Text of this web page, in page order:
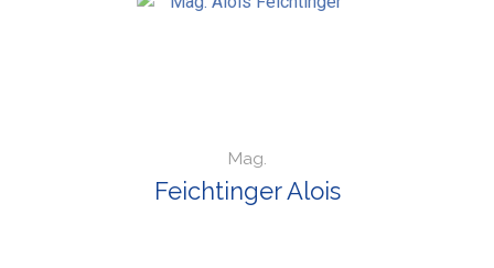
Mag.
Feichtinger Alois